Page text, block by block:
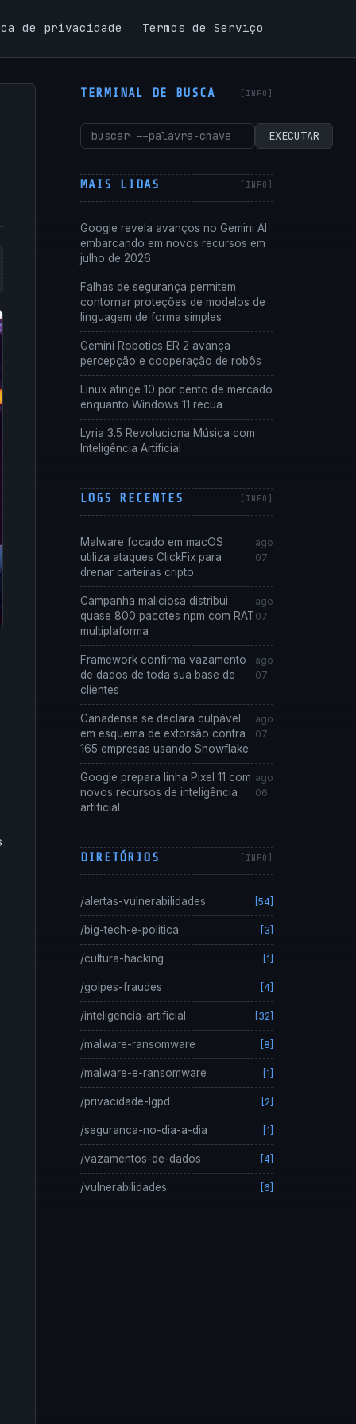
de privacidade Termos de Serviço
TERMINAL DE BUSCA
Pesquisar
por:
EXECUTAR
MAIS LIDAS
Google revela avanços no Gemini AI
embarcando em novos recursos em
julho de 2026
Falhas de segurança permitem
contornar proteções de modelos de
linguagem de forma simples
Gemini Robotics ER 2 avança
percepção e cooperação de robôs
Linux atinge 10 por cento de mercado
enquanto Windows 11 recua
Lyria 3.5 Revoluciona Música com
Inteligência Artificial
LOGS RECENTES
Malware focado em macOS
utiliza ataques ClickFix para
drenar carteiras cripto
ago
07
Campanha maliciosa distribui
quase 800 pacotes npm com RAT
multiplaforma
ago
07
Framework confirma vazamento
de dados de toda sua base de
clientes
ago
07
Canadense se declara culpável
em esquema de extorsão contra
165 empresas usando Snowflake
ago
07
Google prepara linha Pixel 11 com
novos recursos de inteligência
artificial
ago
06
DIRETÓRIOS
/alertas-vulnerabilidades [54]
/big-tech-e-politica [3]
/cultura-hacking [1]
/golpes-fraudes [4]
/inteligencia-artificial [32]
/malware-ransomware [8]
/malware-e-ransomware [1]
/privacidade-lgpd [2]
/seguranca-no-dia-a-dia [1]
/vazamentos-de-dados [4]
/vulnerabilidades [6]